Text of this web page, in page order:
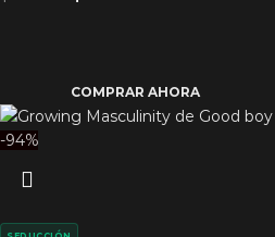
COMPRAR AHORA
-94%